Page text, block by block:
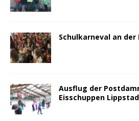
Schulkarneval an
Ausflug der
Eisschuppen